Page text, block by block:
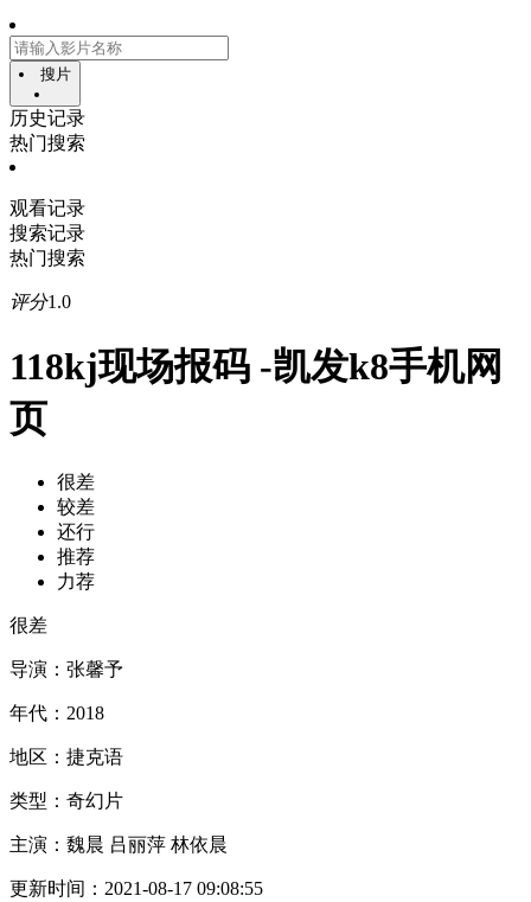
搜片
历史记录
热门搜索
观看记录
搜索记录
热门搜索
评分1.0
118kj现场报码 -凯发k8手机网
页
很差
较差
还行
推荐
力荐
很差
导演： 张馨予
年代： 2018
地区： 捷克语
类型： 奇幻片
主演： 魏晨 吕丽萍 林依晨
更新时间： 2021-08-17 09:08:55